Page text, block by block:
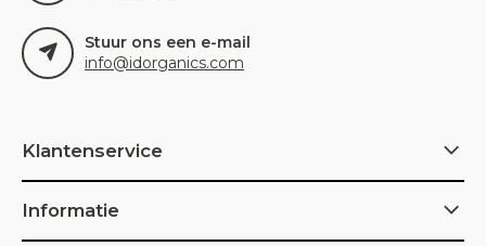
Stuur ons een e-mail
info@idorganics.com
Klantenservice
Informatie